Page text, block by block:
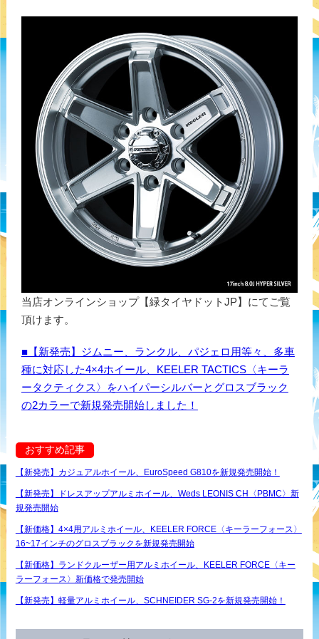
当店オンラインショップ【緑タイヤドットJP】にてご覧
頂けます。
■【新発売】ジムニー、ランクル、パジェロ用等々、多車
種に対応した4×4ホイール、KEELER TACTICS〈キーラ
ータクティクス〉をハイパーシルバーとグロスブラック
の2カラーで新規発売開始しました！
おすすめ記事
【新発売】カジュアルホイール、EuroSpeed G810を新規発売開始！
【新発売】ドレスアップアルミホイール、Weds LEONIS CH〈PBMC〉新
規発売開始
【新価格】4×4用アルミホイール、KEELER FORCE〈キーラーフォース〉
16~17インチのグロスブラックを新規発売開始
【新価格】ランドクルーザー用アルミホイール、KEELER FORCE〈キー
ラーフォース〉新価格で発売開始
【新発売】軽量アルミホイール、SCHNEIDER SG-2を新規発売開始！